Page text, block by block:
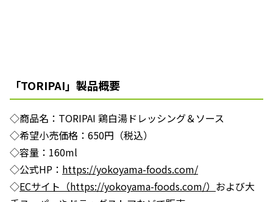
「TORIPAI」製品概要
◇商品名：TORIPAI 鶏白湯ドレッシング＆ソース
◇希望小売価格：650円（税込）
◇容量：160ml
◇公式HP： https://yokoyama-foods.com/
◇ECサイト（https://yokoyama-foods.com/） および大